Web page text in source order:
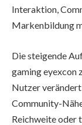
Interaktion,
Markenbildung
Die steigende
gaming eyexcon
Nutzer
Community-
Reichweite oder